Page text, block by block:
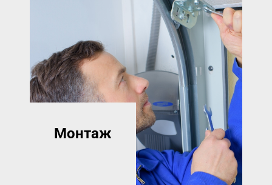
Монтаж